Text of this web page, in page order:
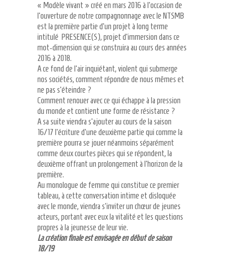
« Modèle vivant » créé en mars 2016 à l’occasion de
l’ouverture de notre compagnonnage avec le NTSMB
est la première partie d’un projet à long terme
intitulé PRESENCE(S), projet d’immersion dans ce
mot-dimension qui se construira au cours des années
2016 à 2018.
A ce fond de l’air inquiétant, violent qui submerge
nos sociétés, comment répondre de nous mêmes et
ne pas s’éteindre ?
Comment renouer avec ce qui échappe à la pression
du monde et contient une forme de résistance ?
A sa suite viendra s’ajouter au cours de la saison
16/17 l’écriture d’une deuxième partie qui comme la
première pourra se jouer néanmoins séparément
comme deux courtes pièces qui se répondent, la
deuxième offrant un prolongement à l’horizon de la
première.
Au monologue de femme qui constitue ce premier
tableau, à cette conversation intime et disloquée
avec le monde, viendra s’inviter un chœur de jeunes
acteurs, portant avec eux la vitalité et les questions
propres à la jeunesse de leur vie.
La création finale est envisagée en début de saison
18/19